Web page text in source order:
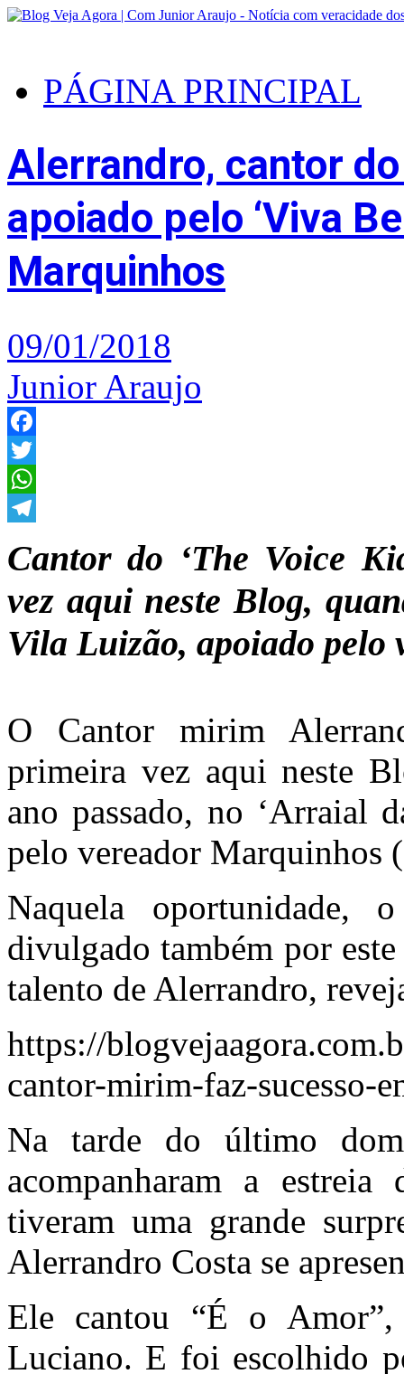
PÁGINA PRINCIPAL
Alerrandro, cantor
apoiado pelo ‘Viva
Marquinhos
09/01/2018
Junior Araujo
Facebook
Twitter
WhatsApp
Cantor do ‘The Voice
vez aqui neste Blog,
Vila Luizão, apoiado
O Cantor mirim
primeira vez aqui neste
ano passado, no ‘Arraial
pelo vereador Marquinhos
Naquela
divulgado também por
talento de Alerrandro,
https://
cantor-mirim-faz-sucesso-
Na tarde do último
acompanharam a
tiveram uma grande
Alerrandro Costa se
Ele cantou “É o
Luciano. E foi escolhido